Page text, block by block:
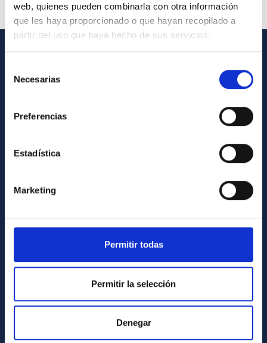
web, quienes pueden combinarla con otra información
que les haya proporcionado o que hayan recopilado a
partir del uso que haya hecho de sus servicios.
Necesarias
Preferencias
Estadística
Marketing
Permitir todas
Permitir la selección
Denegar
How to get to the IAC
Library
Legislation
Code of ethics and anti-fraud policy
Gender equality and diversity
Environment and Sustainability